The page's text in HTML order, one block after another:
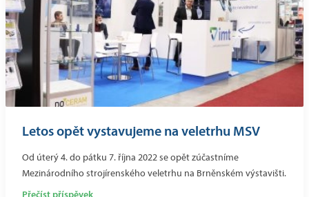
Letos opět vystavujeme na veletrhu MSV
Od úterý 4. do pátku 7. října 2022 se opět zúčastníme
Mezinárodního strojírenského veletrhu na Brněnském výstavišti.
Přečíst příspěvek